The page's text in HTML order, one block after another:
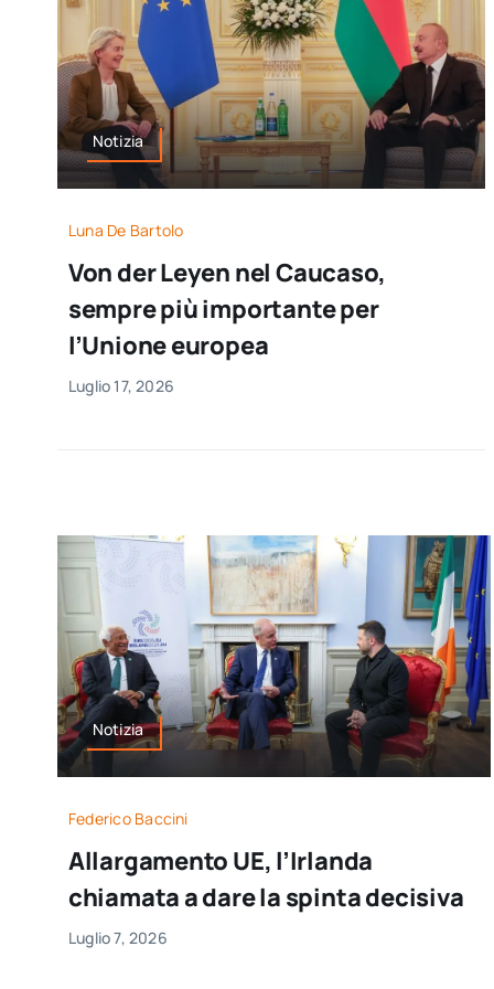
Notizia
Luna De Bartolo
Von der Leyen nel Caucaso,
sempre più importante per
l’Unione europea
Luglio 17, 2026
Notizia
Federico Baccini
Allargamento UE, l’Irlanda
chiamata a dare la spinta decisiva
Luglio 7, 2026